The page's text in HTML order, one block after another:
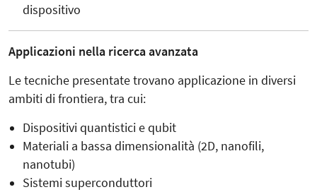
dispositivo
Applicazioni nella ricerca avanzata
Le tecniche presentate trovano applicazione in diversi
ambiti di frontiera, tra cui:
Dispositivi quantistici e qubit
Materiali a bassa dimensionalità (2D, nanofili,
nanotubi)
Sistemi superconduttori